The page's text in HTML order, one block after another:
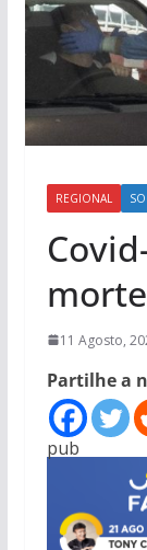
REGIONAL
11 Agosto,
Partilhe a
pub